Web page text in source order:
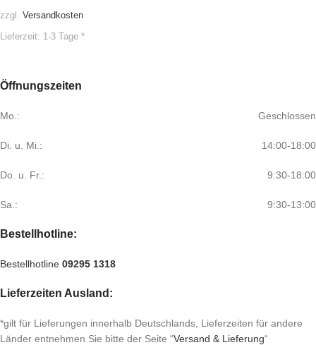
zzgl. Versandkosten
Lieferzeit: 1-3 Tage *
Öffnungszeiten
Mo.: Geschlossen
Di. u. Mi.: 14:00-18:00
Do. u. Fr.: 9:30-18:00
Sa.: 9:30-13:00
Bestellhotline:
Bestellhotline 09295 1318
Lieferzeiten Ausland:
*gilt für Lieferungen innerhalb Deutschlands, Lieferzeiten für andere
Länder entnehmen Sie bitte der Seite “Versand & Lieferung“